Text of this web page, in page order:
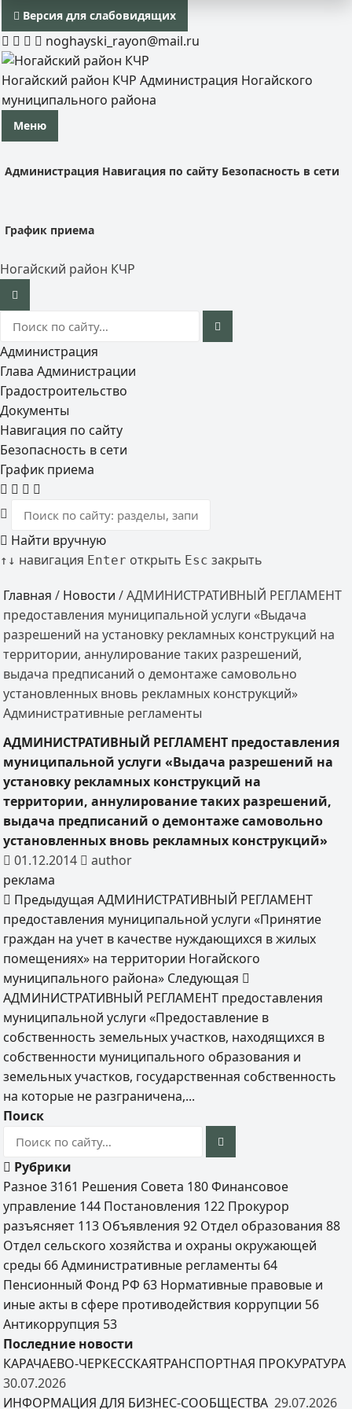
Версия для слабовидящих
noghayski_rayon@mail.ru
Ногайский район КЧР Администрация Ногайского
муниципального района
Меню
Администрация Навигация по сайту Безопасность в сети
График приема
Ногайский район КЧР
Администрация
Глава Администрации
Градостроительство
Документы
Навигация по сайту
Безопасность в сети
График приема
Найти вручную
↑ ↓ навигация Enter открыть Esc закрыть
Главная / Новости / АДМИНИСТРАТИВНЫЙ РЕГЛАМЕНТ
предоставления муниципальной услуги «Выдача
разрешений на установку рекламных конструкций на
территории, аннулирование таких разрешений,
выдача предписаний о демонтаже самовольно
установленных вновь рекламных конструкций»
Административные регламенты
АДМИНИСТРАТИВНЫЙ РЕГЛАМЕНТ предоставления
муниципальной услуги «Выдача разрешений на
установку рекламных конструкций на
территории, аннулирование таких разрешений,
выдача предписаний о демонтаже самовольно
установленных вновь рекламных конструкций»
01.12.2014
author
реклама
Предыдущая АДМИНИСТРАТИВНЫЙ РЕГЛАМЕНТ
предоставления муниципальной услуги «Принятие
граждан на учет в качестве нуждающихся в жилых
помещениях» на территории Ногайского
муниципального района» Следующая
АДМИНИСТРАТИВНЫЙ РЕГЛАМЕНТ предоставления
муниципальной услуги «Предоставление в
собственность земельных участков, находящихся в
собственности муниципального образования и
земельных участков, государственная собственность
на которые не разграничена,...
Поиск
Рубрики
Разное3161 Решения Совета 180 Финансовое
управление 144 Постановления 122 Прокурор
разъясняет 113 Объявления92 Отдел образования88
Отдел сельского хозяйства и охраны окружающей
среды 66 Административные регламенты 64
Пенсионный Фонд РФ 63 Нормативные правовые и
иные акты в сфере противодействия коррупции 56
Антикоррупция 53
Последние новости
КАРАЧАЕВО-ЧЕРКЕССКАЯТРАНСПОРТНАЯ ПРОКУРАТУРА
30.07.2026
ИНФОРМАЦИЯ ДЛЯ БИЗНЕС-СООБЩЕСТВА 29.07.2026